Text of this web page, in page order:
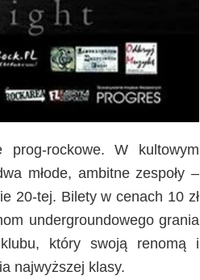
rockowe. W kultowym
młode, ambitne zespoły –
20-tej. Bilety w cenach 10 zł
undergroundowego grania
który swoją renomą i
najwyższej klasy.